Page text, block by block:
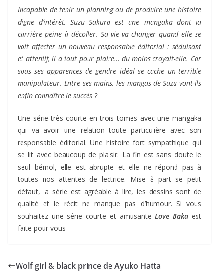
Incapable de tenir un planning ou de produire une histoire
digne d’intérêt, Suzu Sakura est une mangaka dont la
carrière peine à décoller. Sa vie va changer quand elle se
voit affecter un nouveau responsable éditorial : séduisant
et attentif, il a tout pour plaire… du moins croyait-elle. Car
sous ses apparences de gendre idéal se cache un terrible
manipulateur. Entre ses mains, les mangas de Suzu vont-ils
enfin connaître le succès ?
Une série très courte en trois tomes avec une mangaka
qui va avoir une relation toute particulière avec son
responsable éditorial. Une histoire fort sympathique qui
se lit avec beaucoup de plaisir. La fin est sans doute le
seul bémol, elle est abrupte et elle ne répond pas à
toutes nos attentes de lectrice. Mise à part se petit
défaut, la série est agréable à lire, les dessins sont de
qualité et le récit ne manque pas d’humour. Si vous
souhaitez une série courte et amusante Love Bakaest
faite pour vous.
Wolf girl & black prince de Ayuko Hatta